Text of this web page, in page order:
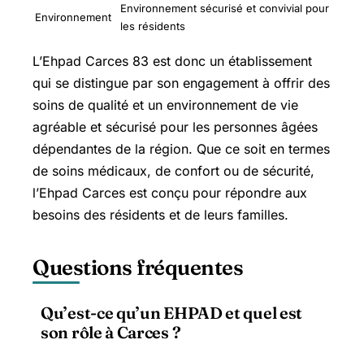
Environnement
Environnement sécurisé et convivial pour
les résidents
L’Ehpad Carces 83 est donc un établissement
qui se distingue par son engagement à offrir des
soins de qualité et un environnement de vie
agréable et sécurisé pour les personnes âgées
dépendantes de la région. Que ce soit en termes
de soins médicaux, de confort ou de sécurité,
l’Ehpad Carces est conçu pour répondre aux
besoins des résidents et de leurs familles.
Questions fréquentes
Qu’est-ce qu’un EHPAD et quel est
son rôle à Carces ?